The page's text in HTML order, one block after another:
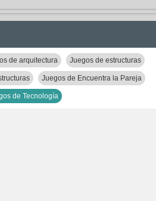
de arquitectura Juegos de estructuras
Juegos de Encuentra la Pareja
de Tecnología